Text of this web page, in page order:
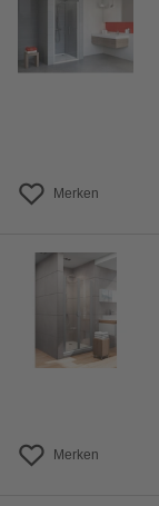
Merken
Merken